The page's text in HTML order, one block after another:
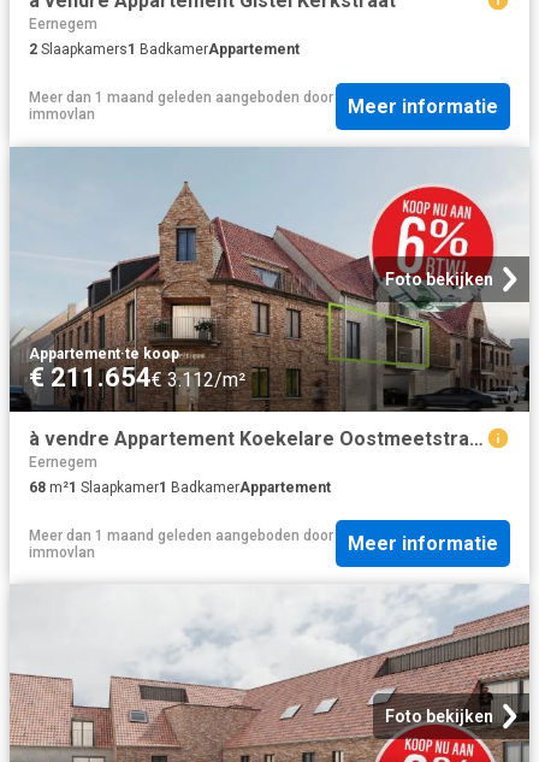
Eernegem
2 Slaapkamers1 BadkamerAppartement
Meer dan 1 maand geleden aangeboden door
immovlan
Meer informatie
Foto bekijken
Appartement·te koop
€ 211.654€ 3.112/m²
à vendre Appartement Koekelare Oostmeetstraat
Eernegem
68 m²1 Slaapkamer1 BadkamerAppartement
Meer dan 1 maand geleden aangeboden door
immovlan
Meer informatie
Foto bekijken